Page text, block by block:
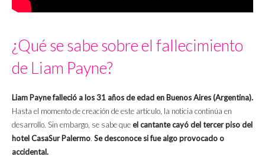
¿Qué se sabe sobre el fallecimiento
de Liam Payne?
Liam Payne falleció a los 31 años de edad en Buenos Aires (Argentina).
Hasta el momento de creación de este artículo, la noticia continúa en
desarrollo. Sin embargo, se sabe queel cantante cayó del tercer piso del
hotel CasaSur Palermo. Se desconoce si fue algo provocado o
accidental.